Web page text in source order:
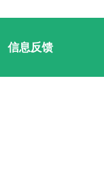
信息反馈